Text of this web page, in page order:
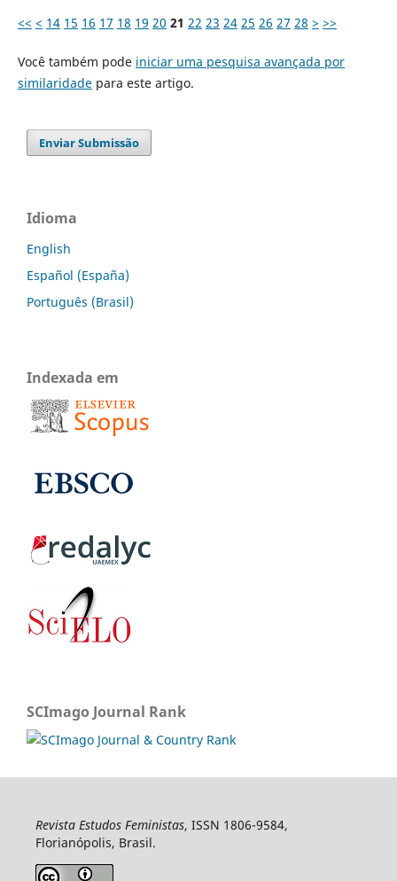
<< < 14 15 16 17 18 19 20 21 22 23 24 25 26 27 28 > >>
Você também pode iniciar uma pesquisa avançada por
similaridadepara este artigo.
Enviar Submissão
Idioma
English
Español (España)
Português (Brasil)
Indexada em
SCImago Journal Rank
Revista Estudos Feministas, ISSN 1806-9584,
Florianópolis, Brasil.